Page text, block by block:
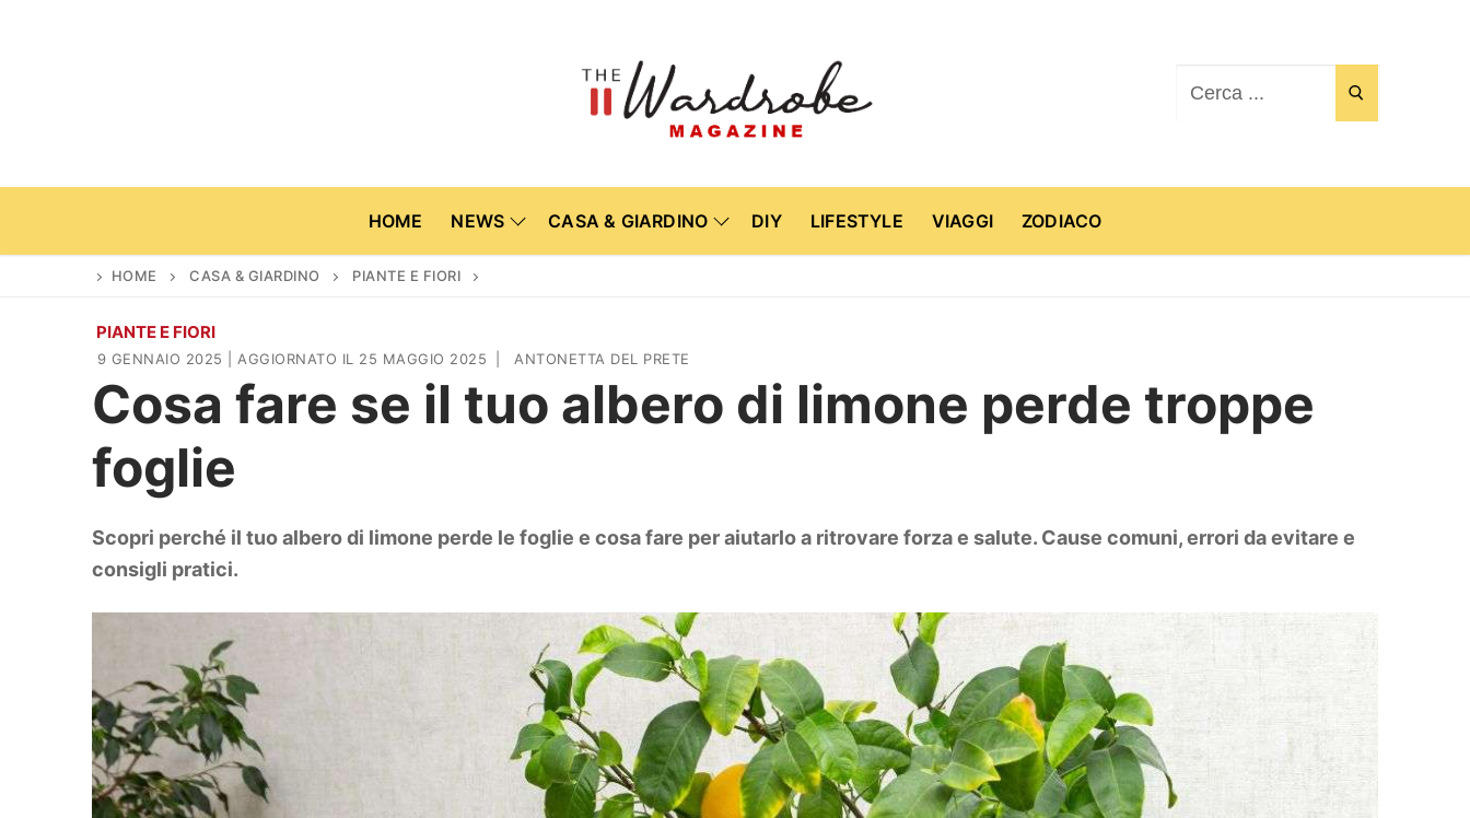
HOME NEWS CASA & GIARDINO DIY LIFESTYLE VIAGGI ZODIACO
Home
News
Piante e fiori
Lifestyle
HOME CASA & GIARDINO PIANTE E FIORI
PIANTE E FIORI
9 GENNAIO 2025 | AGGIORNATO IL 25 MAGGIO 2025 ANTONETTA DEL PRETE
Cosa fare se il tuo albero di limone perde troppe
foglie
Scopri perché il tuo albero di limone perde le foglie e cosa fare per aiutarlo a ritrovare forza e salute. Cause comuni, errori da evitare e
consigli pratici.